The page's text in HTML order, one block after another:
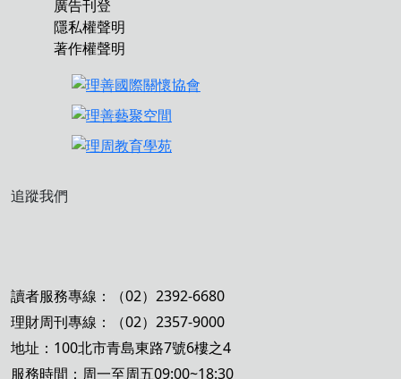
廣告刊登
隱私權聲明
著作權聲明
追蹤我們
讀者服務專線：（02）2392-6680
理財周刊專線：（02）2357-9000
地址：100北市青島東路7號6樓之4
服務時間：周一至周五09:00~18:30